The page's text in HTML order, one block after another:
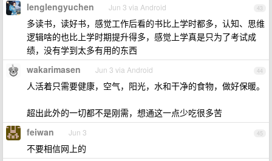
43
lenglengyuchen Jun 3 via Android
多读书，读好书，感觉工作后看的书比上学时都多，认知、思维
逻辑啥的也比上学时期提升得多，感觉上学真是只为了考试成
绩，没有学到太多有用的东西
44
wakarimasen Jun 3 via Android
人活着只需要健康，空气，阳光，水和干净的食物，做好保暖。
超出此外的一切都不是刚需，想通这一点少吃很多苦
45
feiwan Jun 3
不要相信网上的